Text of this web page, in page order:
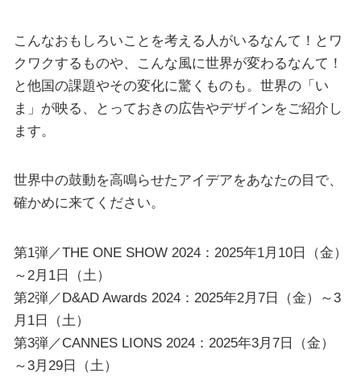
こんなおもしろいことを考える人がいるなんて！とワ
クワクするものや、こんな風に世界が変わるなんて！
と他国の課題やその変化に驚くものも。世界の「い
ま」が映る、とっておきの広告やデザインをご紹介し
ます。
世界中の鼓動を高鳴らせたアイデアをあなたの目で、
確かめに来てください。
第1弾／THE ONE SHOW 2024：2025年1月10日（金）
～2月1日（土）
第2弾／D&AD Awards 2024：2025年2月7日（金）～3
月1日（土）
第3弾／CANNES LIONS 2024：2025年3月7日（金）
～3月29日（土）